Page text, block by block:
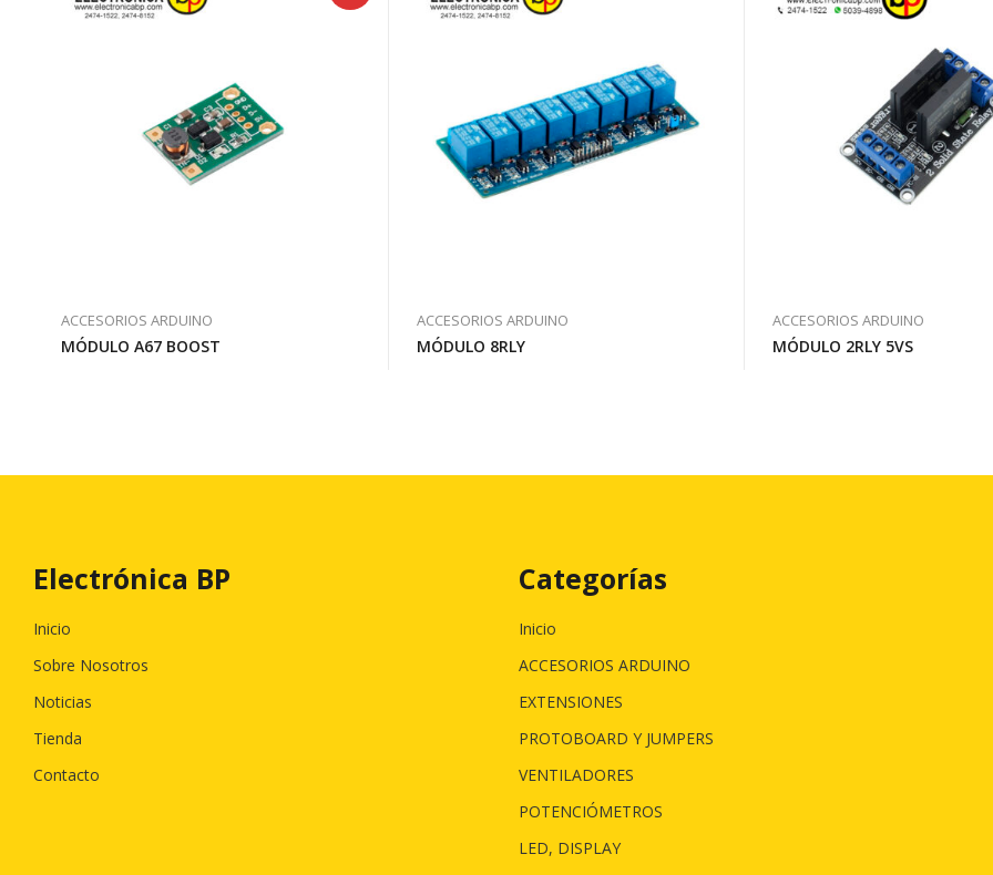
ACCESORIOS ARDUINO
MÓDULO A67 BOOST
ACCESORIOS ARDUINO
MÓDULO 8RLY
ACCESORIOS ARDUINO
MÓDULO 2RLY 5VS
Electrónica BP
Inicio
Sobre Nosotros
Noticias
Tienda
Contacto
Categorías
Inicio
ACCESORIOS ARDUINO
EXTENSIONES
PROTOBOARD Y JUMPERS
VENTILADORES
POTENCIÓMETROS
LED, DISPLAY